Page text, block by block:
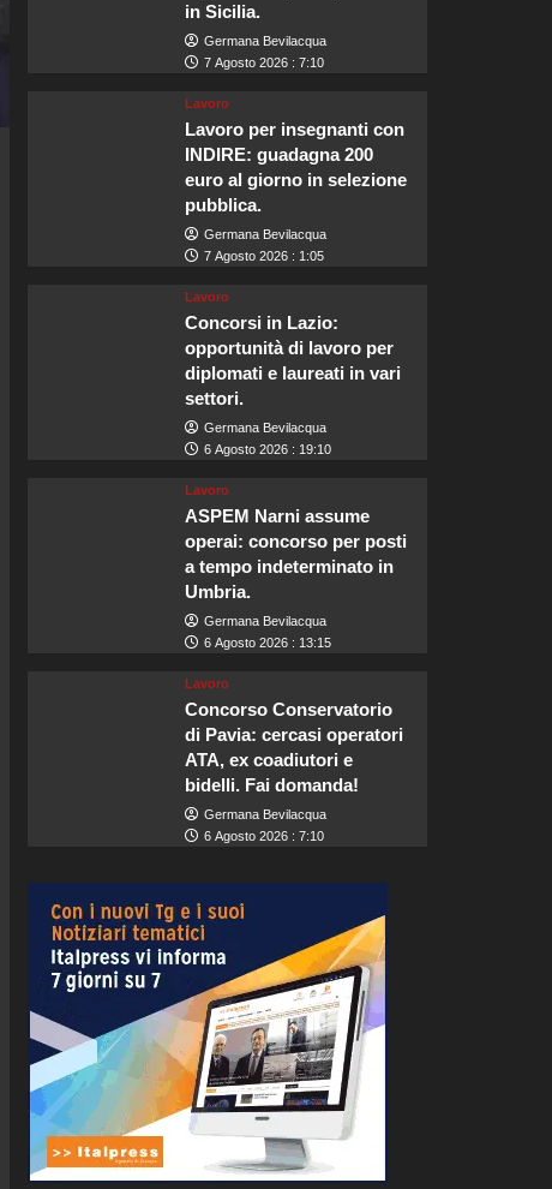
in Sicilia.
Germana Bevilacqua
7 Agosto 2026 : 7:10
Lavoro
Lavoro per insegnanti con
INDIRE: guadagna 200
euro al giorno in selezione
pubblica.
Germana Bevilacqua
7 Agosto 2026 : 1:05
Lavoro
Concorsi in Lazio:
opportunità di lavoro per
diplomati e laureati in vari
settori.
Germana Bevilacqua
6 Agosto 2026 : 19:10
Lavoro
ASPEM Narni assume
operai: concorso per posti
a tempo indeterminato in
Umbria.
Germana Bevilacqua
6 Agosto 2026 : 13:15
Lavoro
Concorso Conservatorio
di Pavia: cercasi operatori
ATA, ex coadiutori e
bidelli. Fai domanda!
Germana Bevilacqua
6 Agosto 2026 : 7:10